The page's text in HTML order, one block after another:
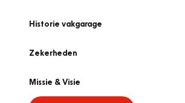
Historie vakgarage
Zekerheden
Missie & Visie